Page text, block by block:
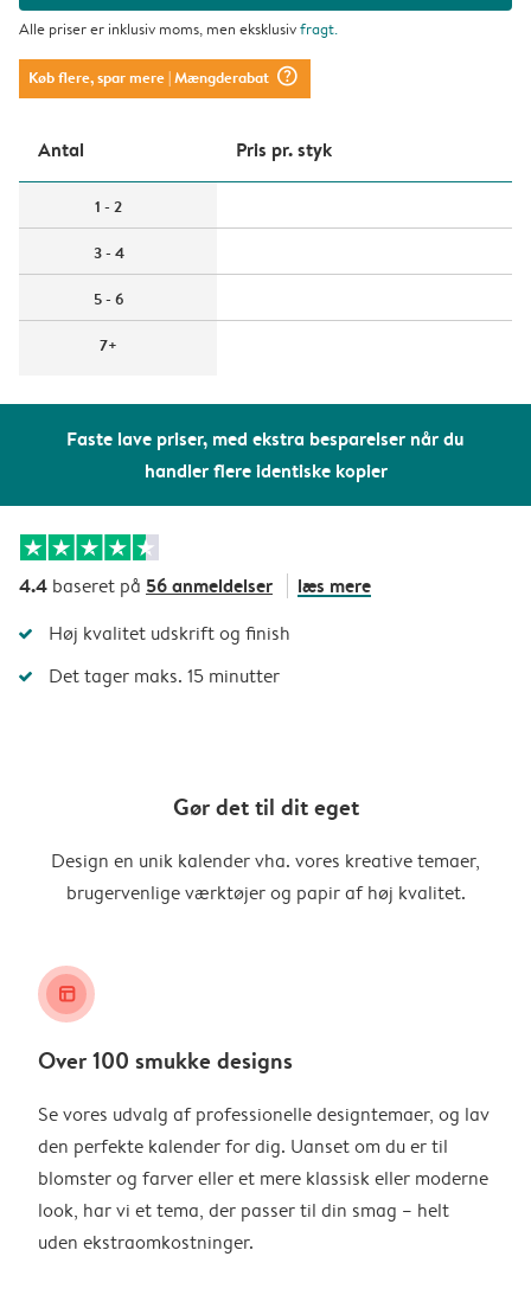
Faste lave priser, med ekstra besparelser når du
handler flere identiske kopier
Alle priser er inklusiv moms, men eksklusivfragt.
Køb flere, spar mere| Mængderabat question_mark_circle
Antal Pris pr. styk
1 - 2
3 - 4
5 - 6
7+
4.4 baseret på 56 anmeldelser læs mere
Høj kvalitet udskrift og finish
Det tager maks. 15 minutter
Gør det til dit eget
Design en unik kalender vha. vores kreative temaer,
brugervenlige værktøjer og papir af høj kvalitet.
layout_alt
Over 100 smukke designs
Se vores udvalg af professionelle designtemaer, og lav
den perfekte kalender for dig. Uanset om du er til
blomster og farver eller et mere klassisk eller moderne
look, har vi et tema, der passer til din smag – helt
uden ekstraomkostninger.